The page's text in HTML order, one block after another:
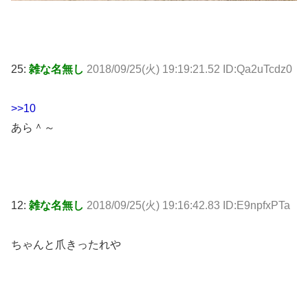
25: 雑な名無し 2018/09/25(火) 19:19:21.52 ID:Qa2uTcdz0
>>10
あら＾～
12: 雑な名無し 2018/09/25(火) 19:16:42.83 ID:E9npfxPTa
ちゃんと爪きったれや